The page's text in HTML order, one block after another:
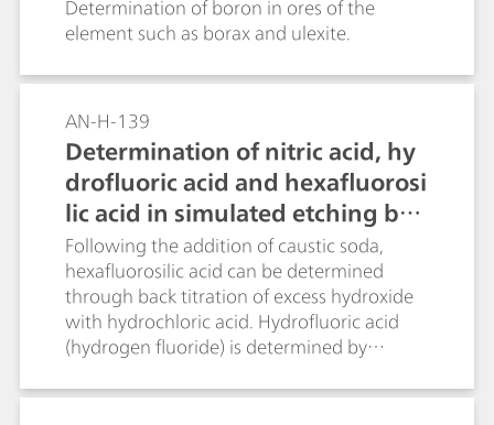
Determination of boron in ores of the
element such as borax and ulexite.
AN-H-139
Determination of nitric acid, hy
drofluoric acid and hexafluorosi
lic acid in simulated etching bat
hs using thermometric titration
Following the addition of caustic soda,
hexafluorosilic acid can be determined
through back titration of excess hydroxide
with hydrochloric acid. Hydrofluoric acid
(hydrogen fluoride) is determined by
presence of sodium and potassium ions.